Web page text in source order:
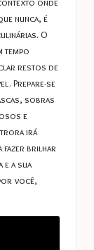
nunca, é
O
tempo
restos de
Prepare-se
sobras
e
irá
fazer brilhar
a sua
você,